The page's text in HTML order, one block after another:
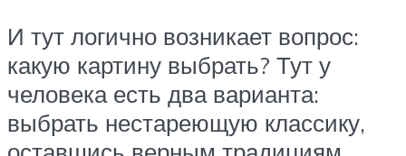
И тут логично возникает вопрос:
какую картину выбрать? Тут у
человека есть два варианта:
выбрать нестареющую классику,